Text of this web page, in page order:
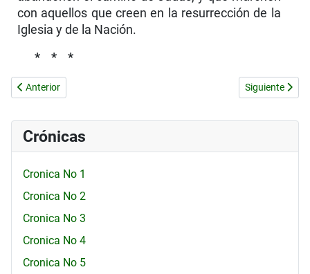
con aquellos que creen en la resurrección de la
Iglesia y de la Nación.
* * *
Artículo anterior: Cronica No 42
Anterior Artículo
Siguiente
Crónicas
Cronica No 1
Cronica No 2
Cronica No 3
Cronica No 4
Cronica No 5